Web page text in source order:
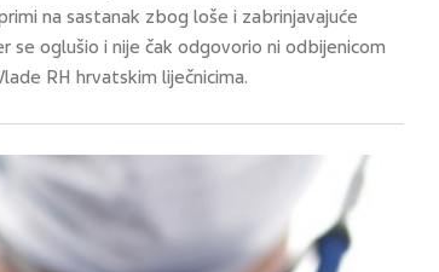
na sastanak zbog loše i zabrinjavajuće
se oglušio i nije čak odgovorio ni odbijenicom
RH hrvatskim liječnicima.